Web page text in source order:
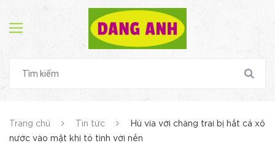
Trang chủ Tin tức
Hú vía với chàng trai bị hắt cả xô
nước vào mặt khi tỏ tình với nến